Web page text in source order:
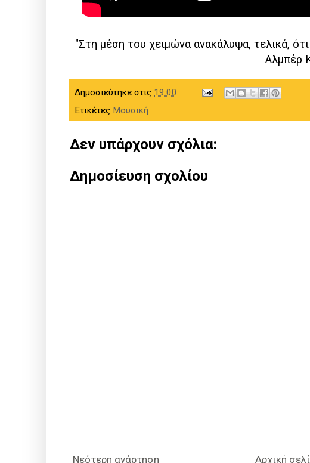
"Στη μέση του χειμώνα ανακάλυψα, τελικά,
Αλμπέρ
Δημοσιεύτηκε στις 19:00
Ετικέτες Μουσική
Δεν υπάρχουν σχόλια:
Δημοσίευση σχολίου
Νεότερη ανάρτηση
Αρχική